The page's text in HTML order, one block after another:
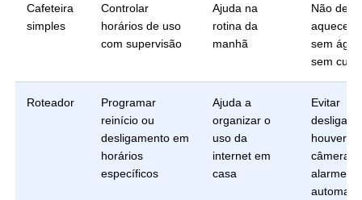
Cafeteira
simples
Controlar
horários de uso
com supervisão
Ajuda na
rotina da
manhã
Não
sem
sem
Roteador
Programar
reinício ou
desligamento em
horários
específicos
Ajuda a
organizar o
uso da
internet em
casa
Evitar
desligar
houver
câmeras,
alarmes